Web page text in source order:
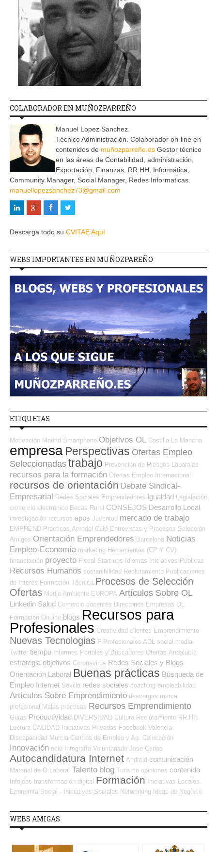
COLABORADOR EN MUÑOZPARREÑO
Manuel Lopez Sanchez.
Técnico Administración. Colaborador on-line en
contenidos de muñozparreño.es Gestor técnico
en las áreas de Contabilidad, administración,
Exportación, Finanzas, RR.HH, Informática,
Community Manager, Social Manager, Redes Informaticas.
manuellopezsanchez73@gmail.com
Descarga todo su CVITAE Aquí
WEBS IMPORTANTES EN MUÑOZPAREÑO
ETIQUETAS
Motivación Madrid Smartphone Objetivos OL Castilla La Mancha
empresa Perspectivas Ofertas Empleo
Seleccionadas trabajo Prevención de Riesgos Laborales
recursos para la formación Ofertas Empleo Internacional
recursos de orientación Debate Sindical-
Empresarial Redes Sociales Emprendedores Igualdad Legislación
comercio electrónico Becas Rural CONSEJOS Desarrollo Local
investigación recursos apps Juventud mercado de trabajo
EMPREND Prácticas Aprodel CLM Entrevistas y Procesos Selección
Amigos Orientación Emprendedores Barcelona Noticias
Empleo-Economía marketing Herramientas (CP Y CV)
financiación proyecto Fiscal Start-ups Idiomas Iniciativas Públicas
Recursos Humanos sostenibilidad Reclutamiento Publicaciones
de Interés Formación Técnica Procesos de Selección
Ofertas Medio Ambiente EUROPA Artículos Sobre OL
Linkedin Salud Comercio docentes Directorios Empresas OL
Formación On-line blogs Recursos para
Profesionales Creatividad clientes Emprendimiento
Nuevas Tecnologias F Profesionales ADL
social media
Twitter tiempo Informes Portales y Buscadores Ofertas Andalucía
estrategia objetivos Coronavirus Redes Sociales y Blogs
Orientación Laboral Buenas prácticas Búsqueda de
Empleo Internet Sevilla redes sociales coaching empleabilidad
Artículos Sobre Emprendimiento descargas marca
profesional Malas prácticas Recursos Emprendimiento
Guías Productividad DIVERSIDAD Cultura Reclutamiento RR.HH.
Lectura CALIDAD Iniciativas Privadas Facebook Valencia
Discapacidad Murcia Centros de Empleo y Ag. Colocación
Innovación ocio Infografía Voluntariado José Carlos
Autocandidatura Internet Android comunicación
Material de O.Laboral Talento blog Turismo opiniones contenido
Infojobs transformación digital Formación Iniciativas Locales
Economía Social - Iniciativas Sociales Networking Ideas de Negocio
WEBS AMIGAS